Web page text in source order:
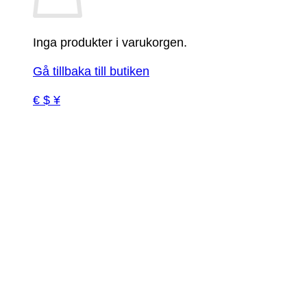
Inga produkter i varukorgen.
Gå tillbaka till butiken
€ $ ¥